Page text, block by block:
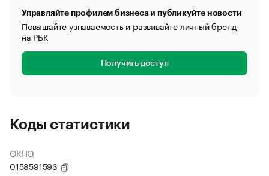
Управляйте профилем бизнеса и публикуйте новости
Повышайте узнаваемость и развивайте личный бренд
на РБК
Получить доступ
Коды статистики
ОКПО
0158591593